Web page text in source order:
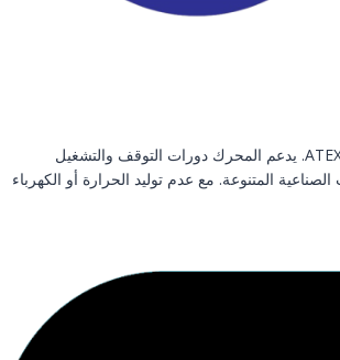
يوفر المحرك الهوائي من النوع الدوار أداءً موثوقًا في البيئات الصعبة ويقاوم الغبار والرطوبة وتقلبات درجات الحرارة. ويمكنه العمل بأمان حتى في المناطق الخطرة عند تزويده بإصدار ATEX. يدعم المحرك دورات التوقف والتشغيل
المتنوعة. مع عدم توليد الحرارة أو الكهرباء